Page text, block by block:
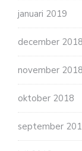
januari 2019
december 2018
november 2018
oktober 2018
september